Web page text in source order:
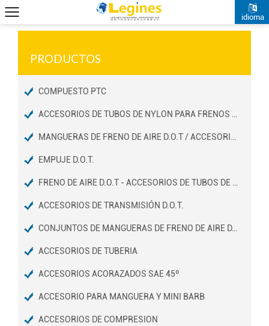
idioma
PRODUCTOS
COMPUESTO PTC
EMPUJE D.O.T.
ACCESORIOS DE TRANSMISIÓN D.O.T.
CONJUNTOS DE MANGUERAS DE FRENO DE AIRE D.O.T
ACCESORIOS DE TUBERIA
ACCESORIOS ACORAZADOS SAE 45º
ACCESORIO PARA MANGUERA Y MINI BARB
ACCESORIOS DE COMPRESION